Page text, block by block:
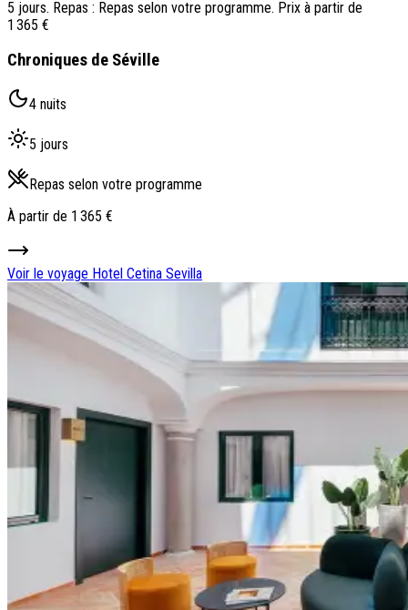
5 jours. Repas : Repas selon votre programme. Prix à partir de
1 365 €
Chroniques de Séville
4 nuits
5 jours
Repas selon votre programme
À partir de 1 365 €
Voir le voyage Hotel Cetina Sevilla